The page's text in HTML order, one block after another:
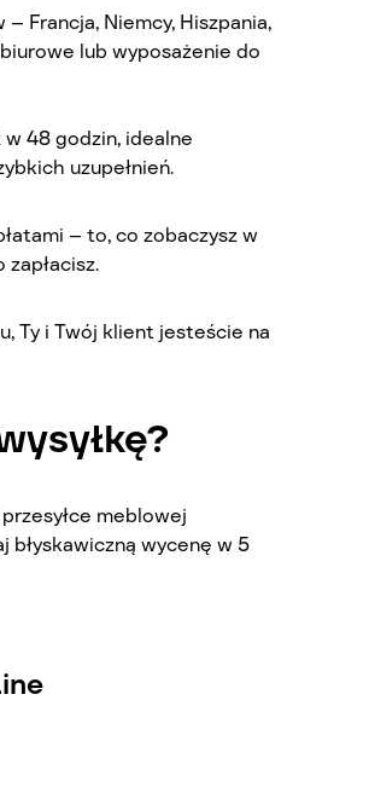
Francja, Niemcy, Hiszpania,
lub wyposażenie do
48 godzin, idealne
uzupełnień.
– to, co zobaczysz w
Ty i Twój klient jesteście na
meblowej
błyskawiczną wycenę w 5